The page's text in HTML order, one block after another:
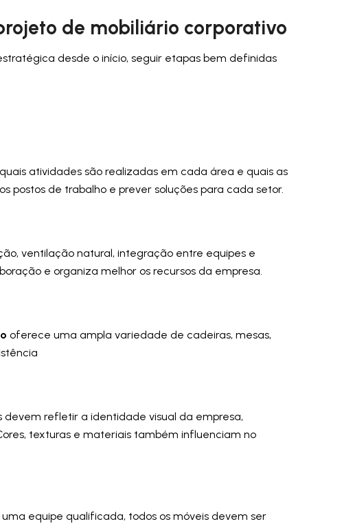
de mobiliário corporativo
desde o início, seguir etapas bem definidas
atividades são realizadas em cada área e quais as
postos de trabalho e prever soluções para cada setor.
ventilação natural, integração entre equipes e
e organiza melhor os recursos da empresa.
oferece uma ampla variedade de cadeiras, mesas,
refletir a identidade visual da empresa,
texturas e materiais também influenciam no
equipe qualificada, todos os móveis devem ser